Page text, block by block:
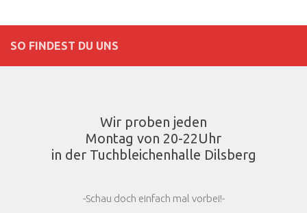
SO FINDEST DU UNS
Wir proben jeden
Montag von 20-22Uhr
in der Tuchbleichenhalle Dilsberg
-Schau doch einfach mal vorbei!-